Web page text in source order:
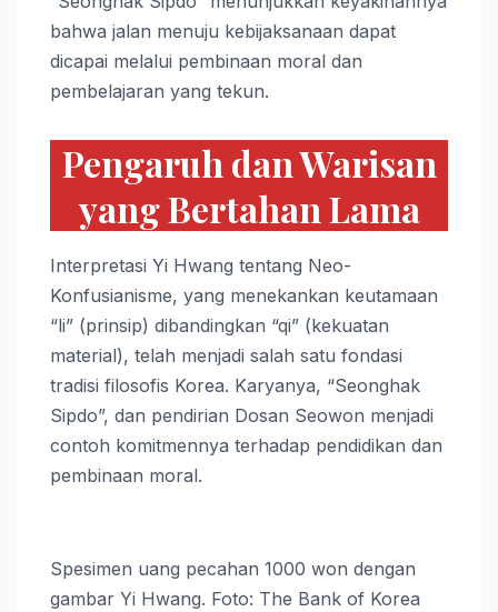
bahwa jalan menuju kebijaksanaan dapat
dicapai melalui pembinaan moral dan
pembelajaran yang tekun.
Pengaruh dan Warisan
yang Bertahan Lama
Interpretasi Yi Hwang tentang Neo-
Konfusianisme, yang menekankan keutamaan
“li” (prinsip) dibandingkan “qi” (kekuatan
material), telah menjadi salah satu fondasi
tradisi filosofis Korea. Karyanya, “Seonghak
Sipdo”, dan pendirian Dosan Seowon menjadi
contoh komitmennya terhadap pendidikan dan
pembinaan moral.
Spesimen uang pecahan 1000 won dengan
gambar Yi Hwang. Foto: The Bank of Korea